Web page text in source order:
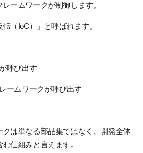
ームワークが制御します。
（IoC）」と呼ばれます。
呼び出す
ームワークが呼び出す
は単なる部品集ではなく、開発全体
仕組みと言えます。